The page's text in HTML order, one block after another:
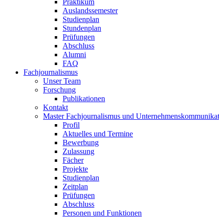
Praktikum
Auslandssemester
Studienplan
Stundenplan
Prüfungen
Abschluss
Alumni
FAQ
Fachjournalismus
Unser Team
Forschung
Publikationen
Kontakt
Master Fachjournalismus und
Profil
Aktuelles und Termine
Bewerbung
Zulassung
Fächer
Projekte
Studienplan
Zeitplan
Prüfungen
Abschluss
Personen und Funktionen